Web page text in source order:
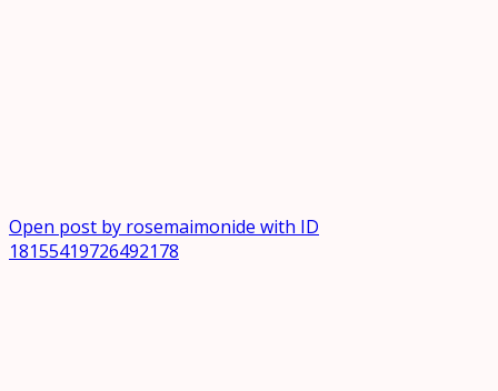
Open post by rosemaimonide with ID
18155419726492178